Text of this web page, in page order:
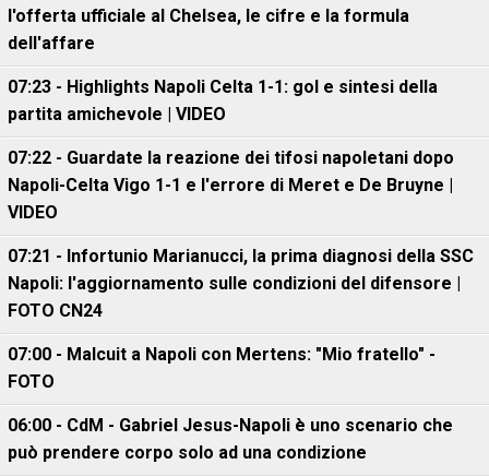
l'offerta ufficiale al Chelsea, le cifre e la formula
dell'affare
07:23 - Highlights Napoli Celta 1-1: gol e sintesi della
partita amichevole | VIDEO
07:22 - Guardate la reazione dei tifosi napoletani dopo
Napoli-Celta Vigo 1-1 e l'errore di Meret e De Bruyne |
VIDEO
07:21 - Infortunio Marianucci, la prima diagnosi della SSC
Napoli: l'aggiornamento sulle condizioni del difensore |
FOTO CN24
07:00 - Malcuit a Napoli con Mertens: "Mio fratello" -
FOTO
06:00 - CdM - Gabriel Jesus-Napoli è uno scenario che
può prendere corpo solo ad una condizione